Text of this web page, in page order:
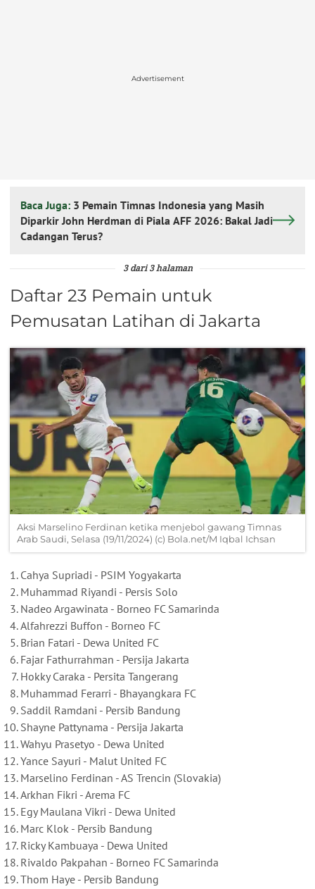
Advertisement
Baca Juga: 3 Pemain Timnas Indonesia yang Masih
Diparkir John Herdman di Piala AFF 2026: Bakal Jadi
Cadangan Terus?
3 dari 3 halaman
Daftar 23 Pemain untuk
Pemusatan Latihan di Jakarta
Aksi Marselino Ferdinan ketika menjebol gawang Timnas
Arab Saudi, Selasa (19/11/2024) (c) Bola.net/M Iqbal Ichsan
Cahya Supriadi - PSIM Yogyakarta
Muhammad Riyandi - Persis Solo
Nadeo Argawinata - Borneo FC Samarinda
Alfahrezzi Buffon - Borneo FC
Brian Fatari - Dewa United FC
Fajar Fathurrahman - Persija Jakarta
Hokky Caraka - Persita Tangerang
Muhammad Ferarri - Bhayangkara FC
Saddil Ramdani - Persib Bandung
Shayne Pattynama - Persija Jakarta
Wahyu Prasetyo - Dewa United
Yance Sayuri - Malut United FC
Marselino Ferdinan - AS Trencin (Slovakia)
Arkhan Fikri - Arema FC
Egy Maulana Vikri - Dewa United
Marc Klok - Persib Bandung
Ricky Kambuaya - Dewa United
Rivaldo Pakpahan - Borneo FC Samarinda
Thom Haye - Persib Bandung